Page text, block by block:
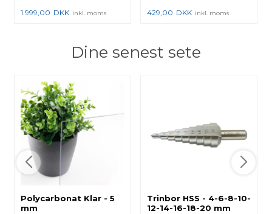
1.999,00 DKK inkl. moms 429,00 DKK inkl. moms
Dine senest sete
Polycarbonat Klar - 5
mm
Trinbor HSS - 4-6-8-10-
12-14-16-18-20 mm